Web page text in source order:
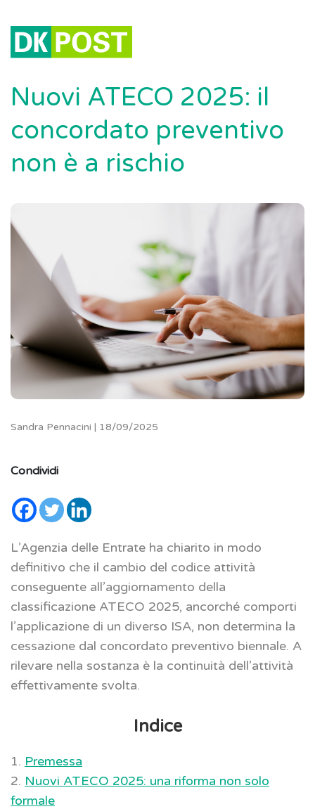
Nuovi ATECO 2025: il
concordato preventivo
non è a rischio
Sandra Pennacini | 18/09/2025
Condividi
L’Agenzia delle Entrate ha chiarito in modo
definitivo che il cambio del codice attività
conseguente all’aggiornamento della
classificazione ATECO 2025, ancorché comporti
l’applicazione di un diverso ISA, non determina la
cessazione dal concordato preventivo biennale. A
rilevare nella sostanza è la continuità dell’attività
effettivamente svolta.
Indice
1. Premessa
2. Nuovi ATECO 2025: una riforma non solo
formale